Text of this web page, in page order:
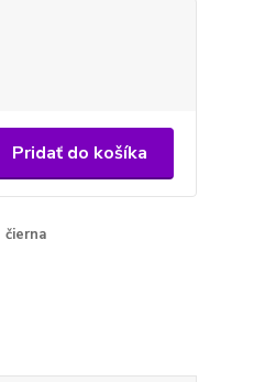
Pridať do košíka
čierna